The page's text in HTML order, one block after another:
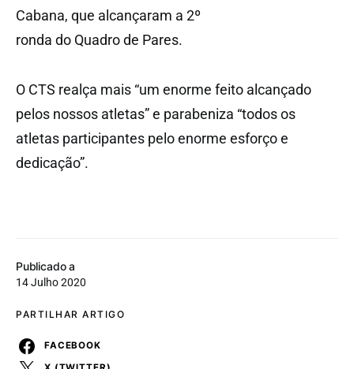
Publicado a
14 Julho 2020
PARTILHAR ARTIGO
FACEBOOK
Cabana, que alcançaram a 2º
ronda do Quadro de Pares.
O CTS realça mais “um enorme feito alcançado
pelos nossos atletas” e parabeniza “todos os
atletas participantes pelo enorme esforço e
dedicação”.